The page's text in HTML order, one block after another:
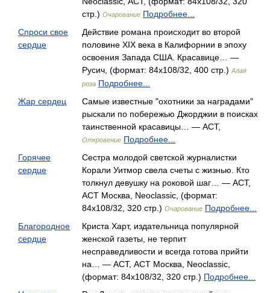
стр.) Очарование Подробнее...
Спроси свое
сердце
Действие романа происходит во второй
половине XIX века в Калифорнии в эпоху
освоения Запада США. Красавице… —
Русич, (формат: 84x108/32, 400 стр.) Алая
роза Подробнее...
Жар сердец
Самые известные "охотники за наградами"
рыскали по побережью Джорджии в поисках
таинственной красавицы… — АСТ,
Откровение Подробнее...
Горячее
сердце
Сестра молодой светской журналистки
Корали Уитмор свела счеты с жизнью. Кто
толкнул девушку на роковой шаг… — АСТ,
АСТ Москва, Neoclassic, (формат:
84x108/32, 320 стр.) Очарование Подробнее...
Благородное
сердце
Криста Харт, издательница популярной
женской газеты, не терпит
несправедливости и всегда готова прийти
на… — АСТ, АСТ Москва, Neoclassic,
(формат: 84x108/32, 320 стр.) Подробнее...